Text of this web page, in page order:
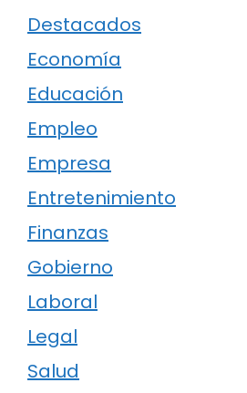
Destacados
Economía
Educación
Empleo
Empresa
Entretenimiento
Finanzas
Gobierno
Laboral
Legal
Salud